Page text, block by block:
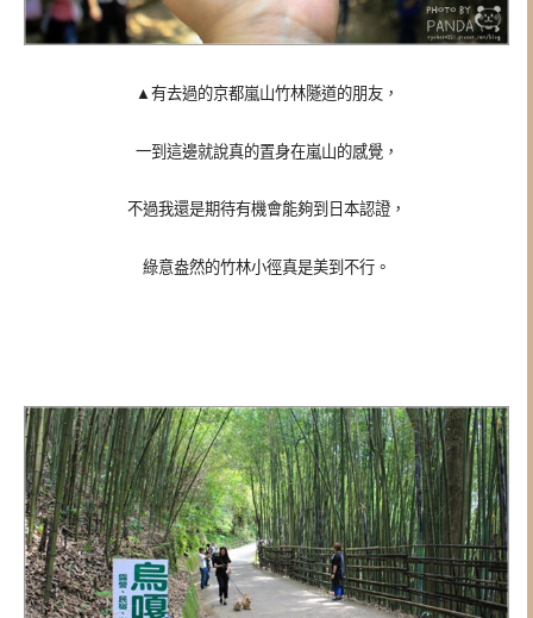
▲有去過的京都嵐山竹林隧道的朋友，
一到這邊就說真的置身在嵐山的感覺，
不過我還是期待有機會能夠到日本認證，
綠意盎然的竹林小徑真是美到不行。